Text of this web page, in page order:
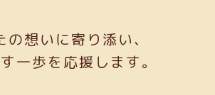
の想いに寄り添い、
一歩を応援します。